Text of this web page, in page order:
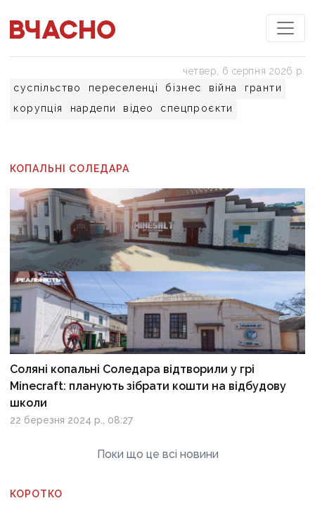
суспільство переселенці бізнес війна
гранти
корупція
нардепи відео спецпроєкти
четвер, 6 серпня 2026 р.
КОПАЛЬНІ СОЛЕДАРА
Соляні копальні Соледара відтворили у грі
Minecraft: планують зібрати кошти на відбудову
школи
22 березня 2024 р., 08:27
Поки що це всі новини
КОРОТКО